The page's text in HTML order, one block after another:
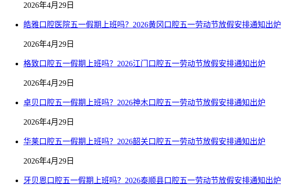
2026年4月29日
皓雅口腔医院五一假期上班吗？2026黄冈口腔五一劳动节放假安排通知出炉
2026年4月29日
格致口腔五一假期上班吗？2026江门口腔五一劳动节放假安排通知出炉
2026年4月29日
卓贝口腔五一假期上班吗？2026神木口腔五一劳动节放假安排通知出炉
2026年4月29日
华莱口腔五一假期上班吗？2026韶关口腔五一劳动节放假安排通知出炉
2026年4月29日
牙贝恩口腔五一假期上班吗？2026泰顺县口腔五一劳动节放假安排通知出炉